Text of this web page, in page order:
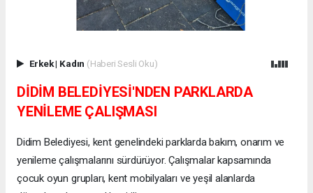
Erkek| Kadın (Haberi Sesli Oku)
DİDİM BELEDİYESİ'NDEN PARKLARDA
YENİLEME ÇALIŞMASI
Didim Belediyesi, kent genelindeki parklarda bakım, onarım ve
yenileme çalışmalarını sürdürüyor. Çalışmalar kapsamında
çocuk oyun grupları, kent mobilyaları ve yeşil alanlarda